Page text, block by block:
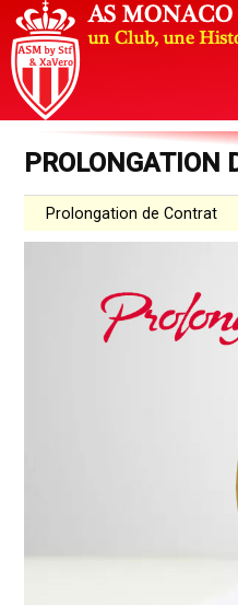
PROLONGATION
Prolongation de Contrat